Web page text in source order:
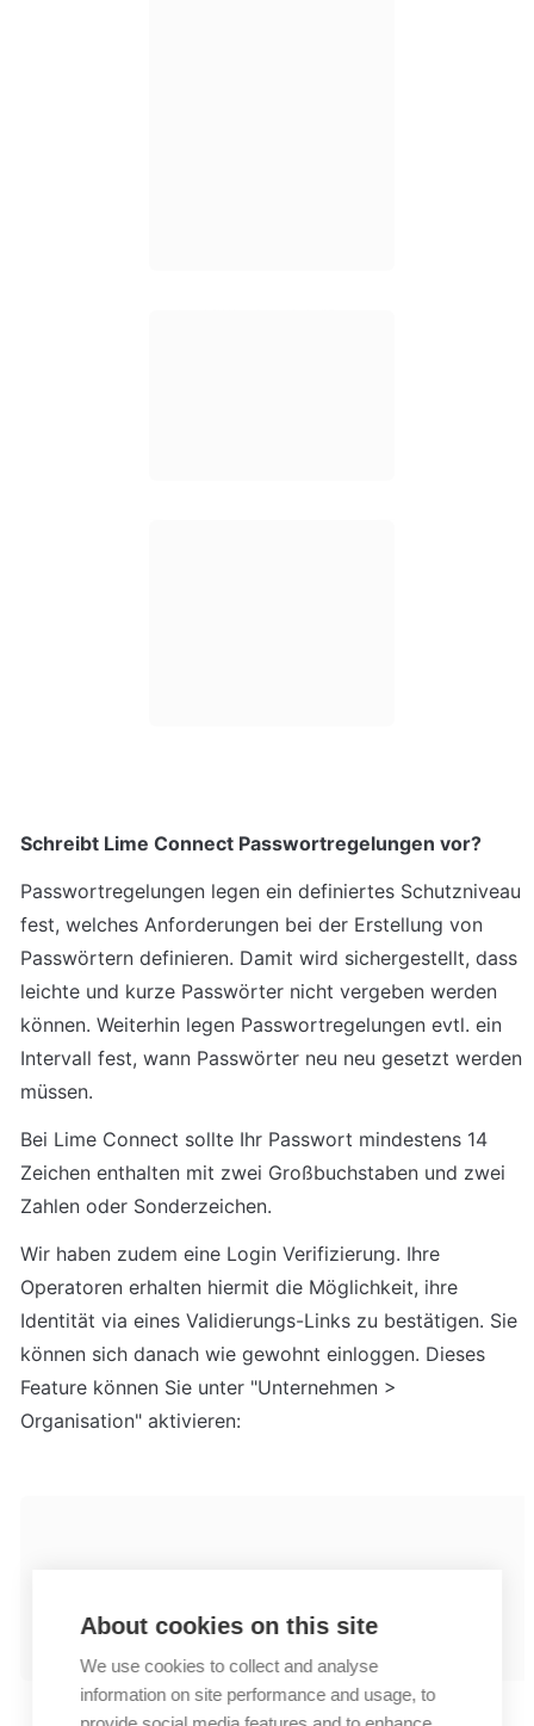
Schreibt Lime Connect Passwortregelungen vor?
Passwortregelungen legen ein definiertes Schutzniveau
fest, welches Anforderungen bei der Erstellung von
Passwörtern definieren. Damit wird sichergestellt, dass
leichte und kurze Passwörter nicht vergeben werden
können. Weiterhin legen Passwortregelungen evtl. ein
Intervall fest, wann Passwörter neu neu gesetzt werden
müssen.
Bei Lime Connect sollte Ihr Passwort mindestens 14
Zeichen enthalten mit zwei Großbuchstaben und zwei
Zahlen oder Sonderzeichen.
Wir haben zudem eine Login Verifizierung. Ihre
Operatoren erhalten hiermit die Möglichkeit, ihre
Identität via eines Validierungs-Links zu bestätigen. Sie
können sich danach wie gewohnt einloggen. Dieses
Feature können Sie unter "Unternehmen >
Organisation" aktivieren:
About cookies on this site
We use cookies to collect and analyse
information on site performance and usage, to